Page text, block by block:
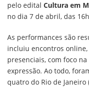
pelo edital Cultura em
no dia 7 de abril, das
As performances são
incluiu encontros
presenciais, com foco
expressão. Ao todo,
quatro do Rio de Janeiro